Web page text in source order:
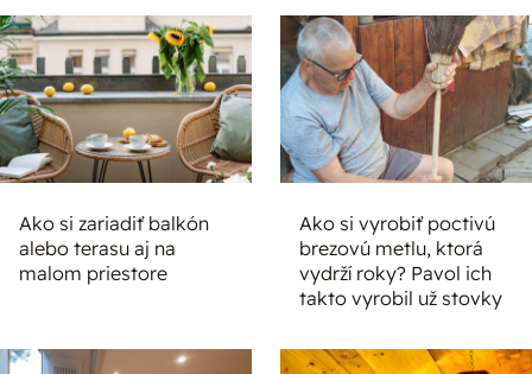
Ako si zariadiť balkón
alebo terasu aj na
malom priestore
Ako si vyrobiť poctivú
brezovú metlu, ktorá
vydrží roky? Pavol ich
takto vyrobil už stovky